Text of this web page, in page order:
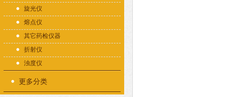
旋光仪
熔点仪
其它药检仪器
折射仪
浊度仪
更多分类